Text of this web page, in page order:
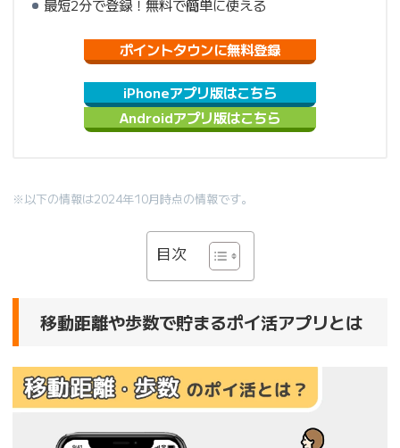
最短2分で登録！無料で簡単に使える
ポイントタウンに無料登録
iPhoneアプリ版はこちら
Androidアプリ版はこちら
※以下の情報は2024年10月時点の情報です。
目次
移動距離や歩数で貯まるポイ活アプリとは